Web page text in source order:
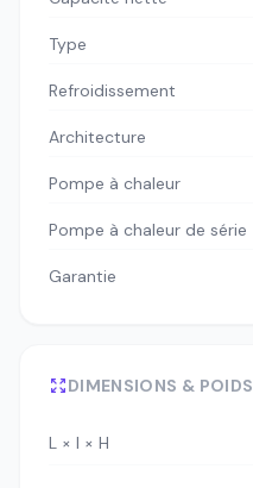
Type
Refroidissement
Architecture
Pompe à chaleur
Pompe à chaleur de série
Garantie
DIMENSIONS & POIDS
L × l × H